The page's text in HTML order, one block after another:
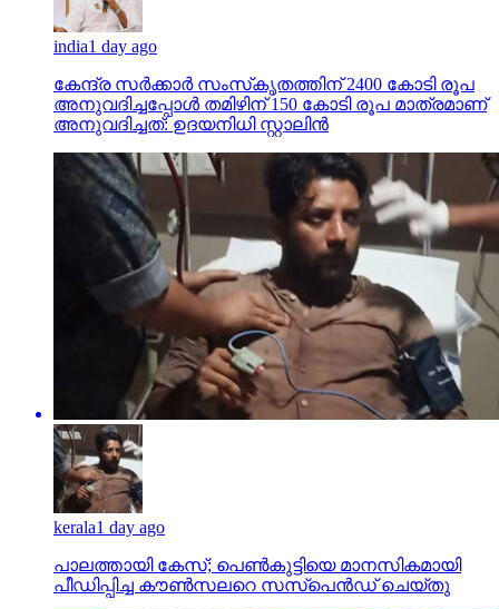
india1 day ago
കേന്ദ്ര സര്‍ക്കാര്‍ സംസ്‌കൃതത്തിന് 2400 കോടി രൂപ
അനുവദിച്ചപ്പോള്‍ തമിഴിന് 150 കോടി രൂപ മാത്രമാണ്
അനുവദിച്ചത്: ഉദയനിധി സ്റ്റാലിന്‍
kerala1 day ago
പാലത്തായി കേസ്; പെൺകുട്ടിയെ മാനസികമായി
പീഡിപ്പിച്ച കൗൺസലറെ സസ്പെൻഡ് ചെയ്തു